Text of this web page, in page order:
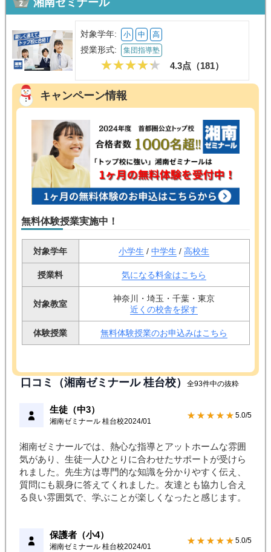
湘南ゼミナール
対象学年: 小 中 高
授業形式: 集団指導塾
4.3点（181）
キャンペーン情報
無料体験授業実施中！
対象学年 小学生 / 中学生 / 高校生
授業料 気になる料金はこちら
対象教室
神奈川・埼玉・千葉・東京
近くの校舎を探す
体験授業 無料体験授業のお申込みはこちら
口コミ（湘南ゼミナール 桂台校） 全93件中の抜粋
生徒（中3）
湘南ゼミナール 桂台校2024/01
★★★★★ 5.0/5
湘南ゼミナールでは、熱心な指導とアットホームな雰囲
気があり、生徒一人ひとりに合わせたサポートが受けら
れました。先生方は専門的な知識を分かりやすく伝え、
質問にも親身に答えてくれました。友達とも協力し合え
る良い雰囲気で、学ぶことが楽しくなったと感じます。
保護者（小4）
湘南ゼミナール 桂台校2024/01
★★★★★ 5.0/5